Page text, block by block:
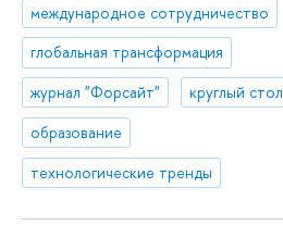
международное сотрудничество
глобальная трансформация
журнал "Форсайт"
круглый стол
образование
технологические тренды